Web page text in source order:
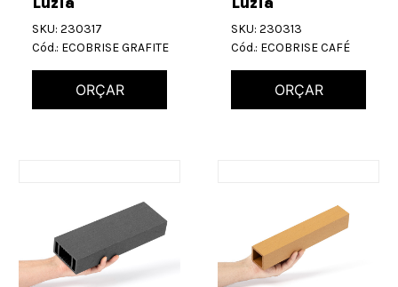
SKU: 230317
Cód.: ECOBRISE GRAFITE
ORÇAR
SKU: 230313
Cód.: ECOBRISE CAFÉ
ORÇAR